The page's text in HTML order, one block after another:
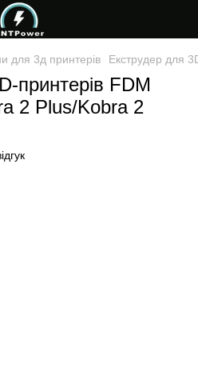
для 3д принтерів Екструдер для
принтерів FDM
2 Plus/Kobra 2